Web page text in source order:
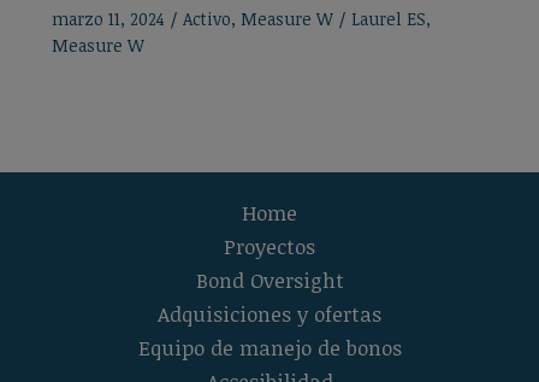
marzo 11, 2024 / Activo, Measure W/ Laurel ES,
Measure W
Home
Proyectos
Bond Oversight
Adquisiciones y ofertas
Equipo de manejo de bonos